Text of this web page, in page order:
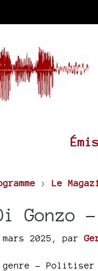
> Le
Gonzo
2025 par
genre -